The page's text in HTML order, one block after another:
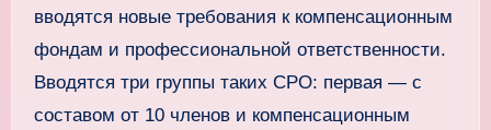
вводятся новые требования к компенсационным
фондам и профессиональной ответственности.
Вводятся три группы таких СРО: первая — с
составом от 10 членов и компенсационным